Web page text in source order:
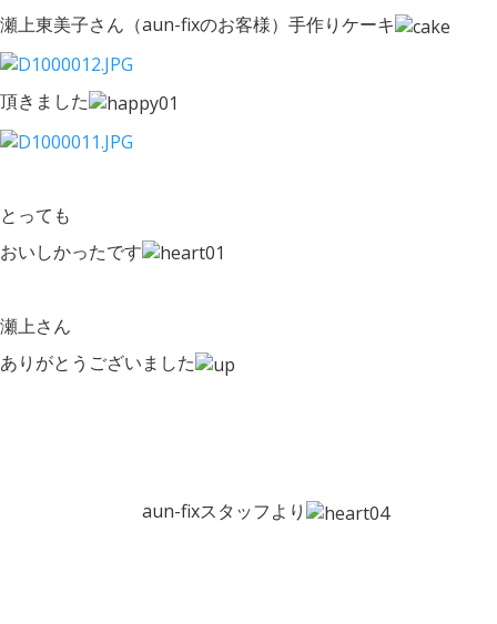
瀬上東美子さん（aun-fixのお客様）手作りケーキ
頂きました
とっても
おいしかったです
瀬上さん
ありがとうございました
aun-fixスタッフより